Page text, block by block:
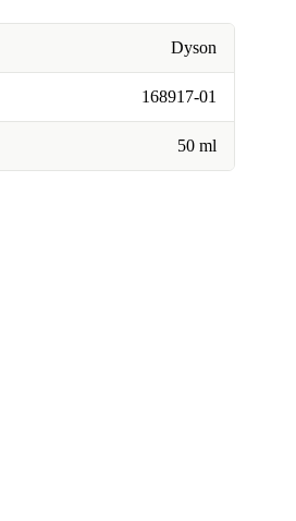
Dyson
168917-01
50 ml